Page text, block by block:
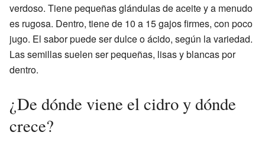
verdoso. Tiene pequeñas glándulas de aceite y a menudo
es rugosa. Dentro, tiene de 10 a 15 gajos firmes, con poco
jugo. El sabor puede ser dulce o ácido, según la variedad.
Las semillas suelen ser pequeñas, lisas y blancas por
dentro.
¿De dónde viene el cidro y dónde
crece?